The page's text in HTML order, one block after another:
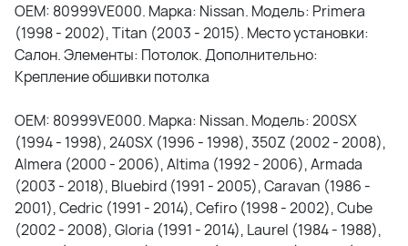
OEM: 80999VE000. Марка: Nissan. Модель: Primera
(1998 - 2002), Titan (2003 - 2015). Место установки:
Салон. Элементы: Потолок. Дополнительно:
Крепление обшивки потолка
OEM: 80999VE000. Марка: Nissan. Модель: 200SX
(1994 - 1998), 240SX (1996 - 1998), 350Z (2002 - 2008),
Almera (2000 - 2006), Altima (1992 - 2006), Armada
(2003 - 2018), Bluebird (1991 - 2005), Caravan (1986 -
2001), Cedric (1991 - 2014), Cefiro (1998 - 2002), Cube
(2002 - 2008), Gloria (1991 - 2014), Laurel (1984 - 1988),